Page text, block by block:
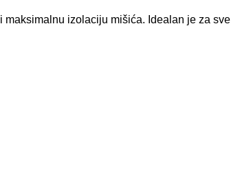
i maksimalnu izolaciju mišića. Idealan je za sve